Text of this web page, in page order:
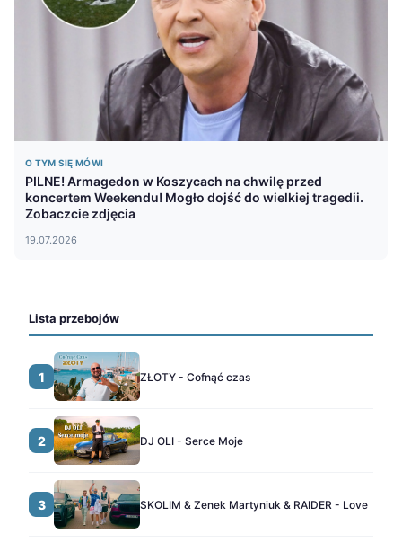
O TYM SIĘ MÓWI
PILNE! Armagedon w Koszycach na chwilę przed
koncertem Weekendu! Mogło dojść do wielkiej tragedii.
Zobaczcie zdjęcia
19.07.2026
Lista przebojów
1 ZŁOTY - Cofnąć czas
2 DJ OLI - Serce Moje
3 SKOLIM & Zenek Martyniuk & RAIDER - Love